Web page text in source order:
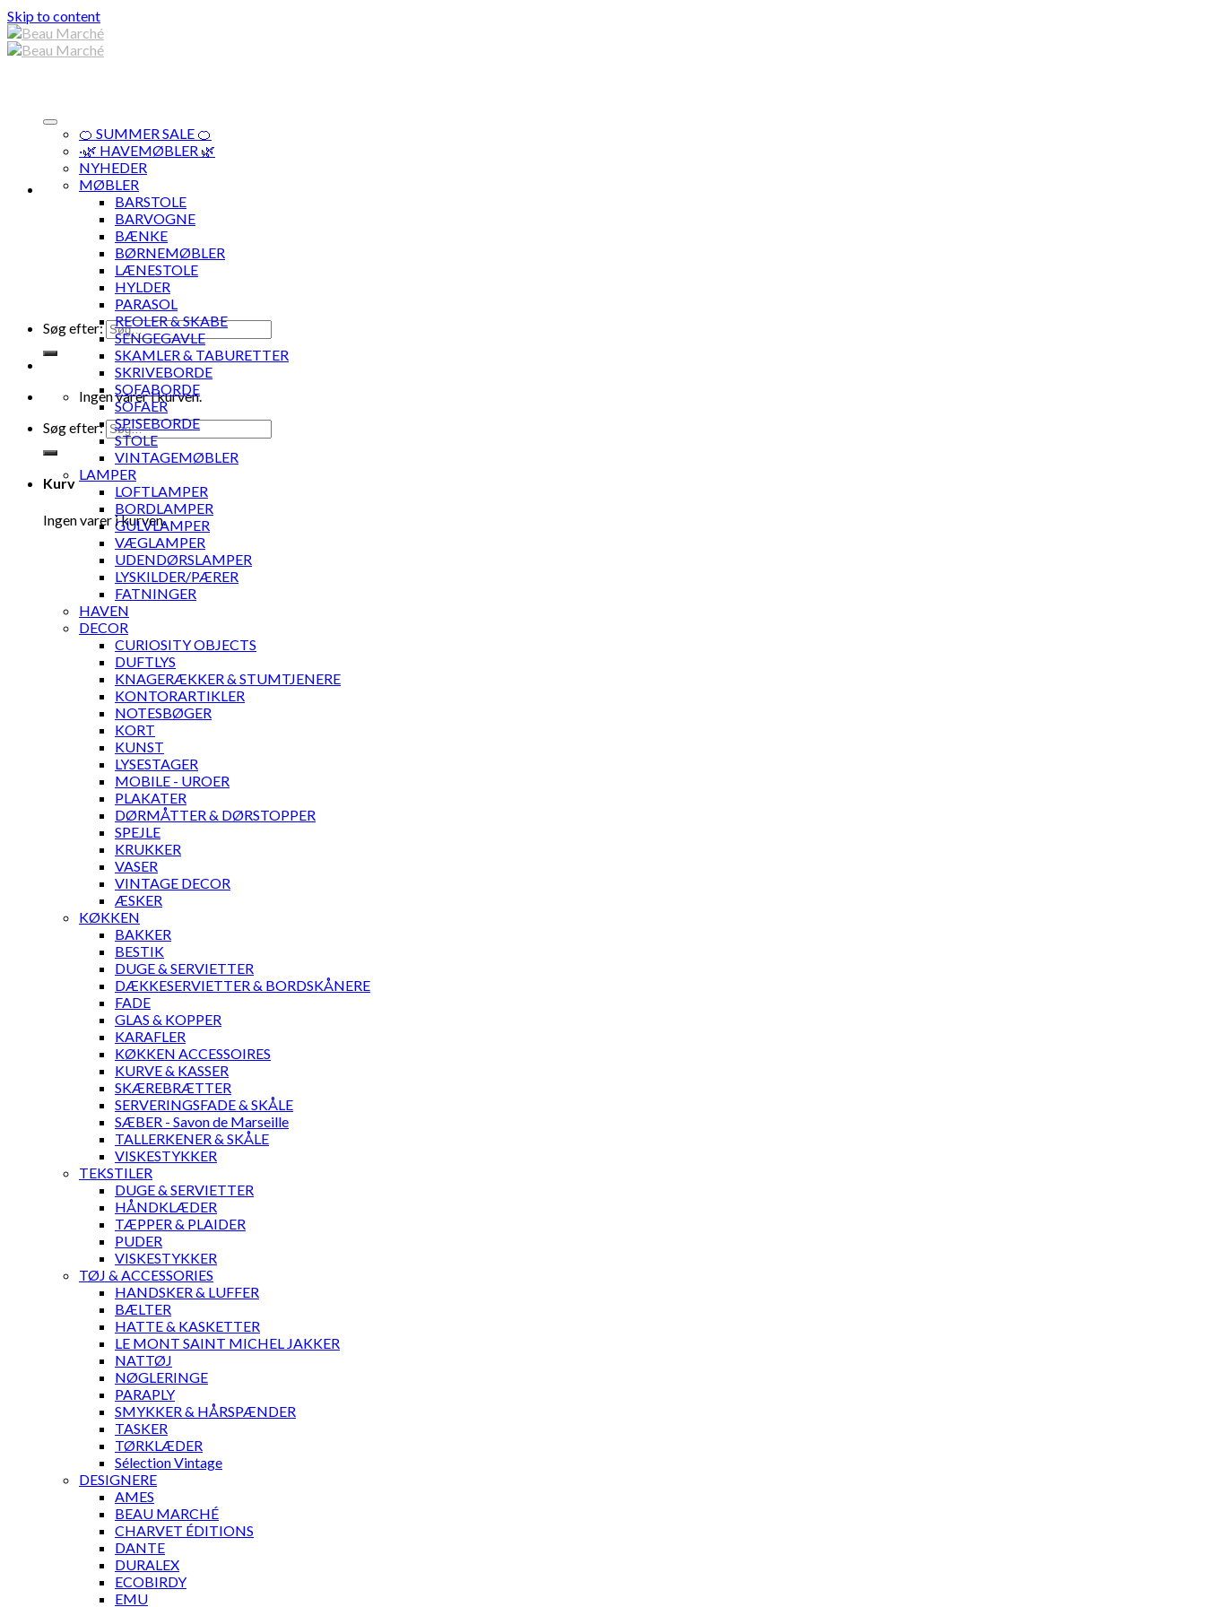
Skip to content
Søg efter:
Ingen varer i kurven.
Søg efter:
Kurv
Ingen varer i kurven.
🍊 SUMMER SALE 🍊
·🌿 HAVEMØBLER 🌿
NYHEDER
MØBLER
BARSTOLE
BARVOGNE
BÆNKE
BØRNEMØBLER
LÆNESTOLE
HYLDER
PARASOL
REOLER & SKABE
SENGEGAVLE
SKAMLER & TABURETTER
SKRIVEBORDE
SOFABORDE
SOFAER
SPISEBORDE
STOLE
VINTAGEMØBLER
LAMPER
LOFTLAMPER
BORDLAMPER
GULVLAMPER
VÆGLAMPER
UDENDØRSLAMPER
LYSKILDER/PÆRER
FATNINGER
HAVEN
DECOR
CURIOSITY OBJECTS
DUFTLYS
KNAGERÆKKER & STUMTJENERE
KONTORARTIKLER
NOTESBØGER
KORT
KUNST
LYSESTAGER
MOBILE - UROER
PLAKATER
DØRMÅTTER & DØRSTOPPER
SPEJLE
KRUKKER
VASER
VINTAGE DECOR
ÆSKER
KØKKEN
BAKKER
BESTIK
DUGE & SERVIETTER
DÆKKESERVIETTER & BORDSKÅNERE
FADE
GLAS & KOPPER
KARAFLER
KØKKEN ACCESSOIRES
KURVE & KASSER
SKÆREBRÆTTER
SERVERINGSFADE & SKÅLE
SÆBER - Savon de Marseille
TALLERKENER & SKÅLE
VISKESTYKKER
TEKSTILER
DUGE & SERVIETTER
HÅNDKLÆDER
TÆPPER & PLAIDER
PUDER
VISKESTYKKER
TØJ & ACCESSORIES
HANDSKER & LUFFER
BÆLTER
HATTE & KASKETTER
LE MONT SAINT MICHEL JAKKER
NATTØJ
NØGLERINGE
PARAPLY
SMYKKER & HÅRSPÆNDER
TASKER
TØRKLÆDER
Sélection Vintage
DESIGNERE
AMES
BEAU MARCHÉ
CHARVET ÉDITIONS
DANTE
DURALEX
ECOBIRDY
EMU